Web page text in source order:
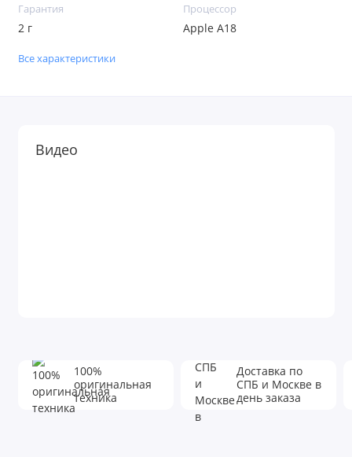
Гарантия
2 г
Процессор
Apple A18
Все характеристики
Видео
100%
оригинальная
техника
Доставка по
СПБ и Москве в
день заказа